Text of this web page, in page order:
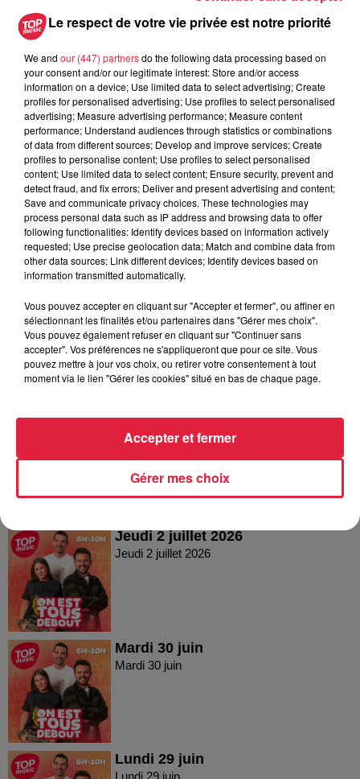
Les dernières infos sur la venue du
pape à Metz en septembre
5 août 2026
Europa-Park : des précisons sur
l’après Euro-Mir
Dans la même série
Top Music a Rulantica
Top Music a Rulantica
Vendredi 03 juillet 2026
Jeudi 2 juillet 2026
Jeudi 2 juillet 2026
Mardi 30 juin
Mardi 30 juin
Lundi 29 juin
Lundi 29 juin
Le respect de votre vie privée est notre priorité
We and our (447) partnersdo the following data processing based on
your consent and/or our legitimate interest: Store and/or access
information on a device; Use limited data to select advertising; Create
profiles for personalised advertising; Use profiles to select personalised
advertising; Measure advertising performance; Measure content
performance; Understand audiences through statistics or combinations
of data from different sources; Develop and improve services; Create
profiles to personalise content; Use profiles to select personalised
content; Use limited data to select content; Ensure security, prevent and
detect fraud, and fix errors; Deliver and present advertising and content;
Save and communicate privacy choices. These technologies may
process personal data such as IP address and browsing data to offer
following functionalities: Identify devices based on information actively
requested; Use precise geolocation data; Match and combine data from
other data sources; Link different devices; Identify devices based on
information transmitted automatically.
Vous pouvez accepter en cliquant sur "Accepter et fermer", ou affiner en
sélectionnant les finalités et/ou partenaires dans "Gérer mes choix".
Vous pouvez également refuser en cliquant sur "Continuer sans
accepter". Vos préférences ne s'appliqueront que pour ce site. Vous
pouvez mettre à jour vos choix, ou retirer votre consentement à tout
moment via le lien "Gérer les cookies" situé en bas de chaque page.
Gérer mes choix
Accepter et fermer